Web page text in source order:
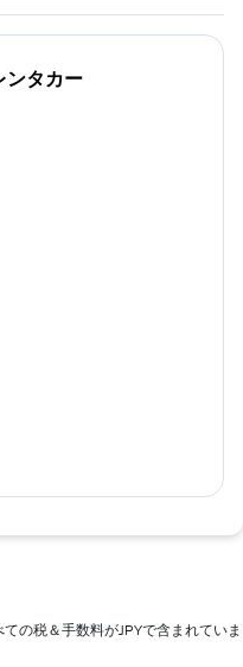
ンタカー
の税＆手数料がJPYで含まれていま